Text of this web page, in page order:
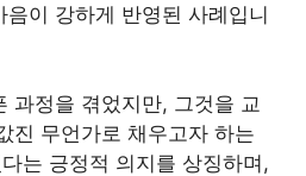
이 강하게 반영된 사례입니
과정을 겪었지만, 그것을 교
진 무언가로 채우고자 하는
는 긍정적 의지를 상징하며,